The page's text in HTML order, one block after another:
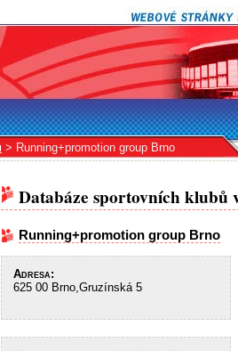
> Running+promotion group Brno
Databáze sportovních klubů
Running+promotion group Brno
Adresa:
625 00 Brno,Gruzínská 5